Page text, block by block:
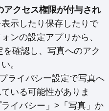
アクセス権限が付与され
示したり保存したりで
ンの設定アプリから、
確認し、写真へのアク
。
ライバシー設定で写真へ
いる可能性がありま
イバシー」>「写真」か